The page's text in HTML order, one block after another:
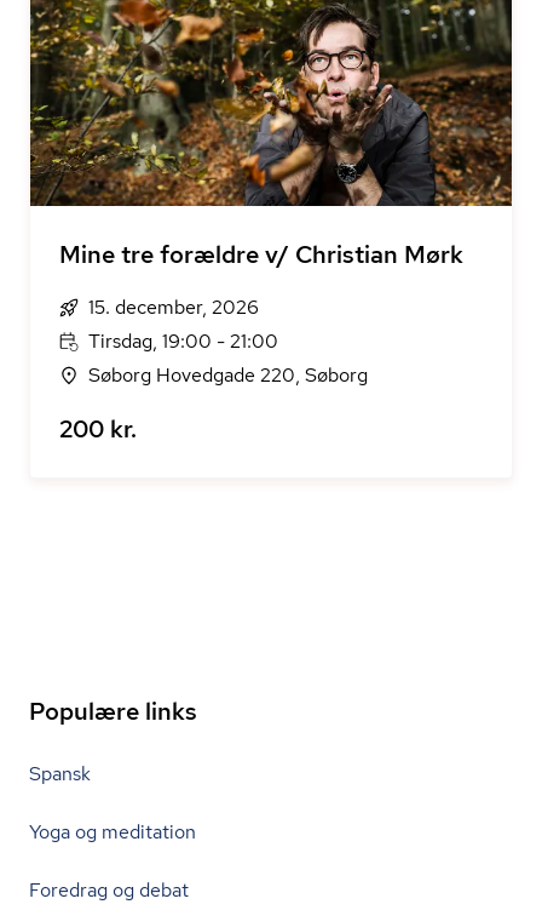
Mine tre forældre v/ Christian Mørk
15. december, 2026
Tirsdag, 19:00 - 21:00
Søborg Hovedgade 220, Søborg
200 kr.
Populære links
Spansk
Yoga og meditation
Foredrag og debat